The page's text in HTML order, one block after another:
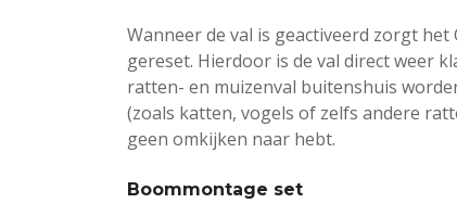
Wanneer de val is geactiveerd zorgt
gereset. Hierdoor is de val direct weer
ratten- en muizenval buitenshuis
(zoals katten, vogels of zelfs andere
geen omkijken naar hebt.
Boommontage set